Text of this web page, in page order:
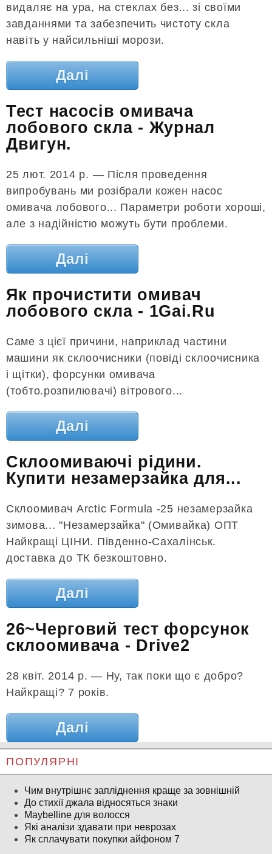
видаляє на ура, на стеклах без... зі своїми
завданнями та забезпечить чистоту скла
навіть у найсильніші морози.
Далі
Тест насосів омивача
лобового скла - Журнал
Двигун.
25 лют. 2014 р. — Після проведення
випробувань ми розібрали кожен насос
омивача лобового... Параметри роботи хороші,
але з надійністю можуть бути проблеми.
Далі
Як прочистити омивач
лобового скла - 1Gai.Ru
Саме з цієї причини, наприклад частини
машини як склоочисники (повіді склоочисника
і щітки), форсунки омивача
(тобто.розпилювачі) вітрового...
Далі
Склоомиваючі рідини.
Купити незамерзайка для...
Склоомивач Arctic Formula -25 незамерзайка
зимова... "Незамерзайка" (Омивайка) ОПТ
Найкращі ЦІНИ. Південно-Сахалінськ.
доставка до ТК безкоштовно.
Далі
26~Черговий тест форсунок
склоомивача - Drive2
28 квіт. 2014 р. — Ну, так поки що є добро?
Найкращі? 7 років.
Далі
ПОПУЛЯРНІ
Чим внутрішнє запліднення краще за зовнішній
До стихії джала відносяться знаки
Maybelline для волосся
Які аналізи здавати при неврозах
Як сплачувати покупки айфоном 7